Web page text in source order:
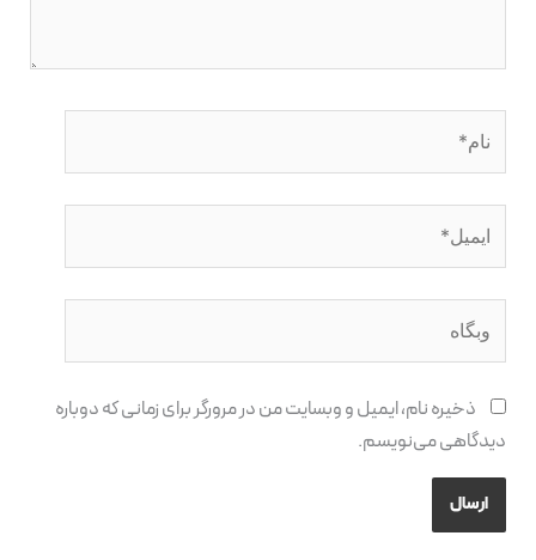
وبگاه
ذخیره نام، ایمیل و وبسایت من در مرورگر برای زمانی که دوباره
دیدگاهی می‌نویسم.